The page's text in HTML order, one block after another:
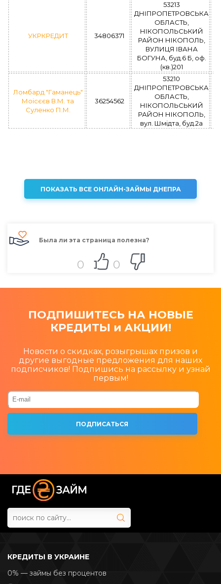
УКРКРЕДИТ 34806371
53213
ДНІПРОПЕТРОВСЬКА
ОБЛАСТЬ,
НІКОПОЛЬСЬКИЙ
РАЙОН НІКОПОЛЬ,
ВУЛИЦЯ ІВАНА
БОГУНА, буд.6 Б, оф.
(кв.)201
Ломбард "Гаманець"
Моісєєв В.М. та
Суленко П.М.
36254562
53210
ДНІПРОПЕТРОВСЬКА
ОБЛАСТЬ,
НІКОПОЛЬСЬКИЙ
РАЙОН НІКОПОЛЬ,
вул. Шмідта, буд.2а
ПОКАЗАТЬ ВСЕ ОНЛАЙН-ЗАЙМЫ ДНЕПРА
Была ли эта страница полезна?
0 0
ПОДПИШИТЕСЬ НА НОВЫЕ
КРЕДИТЫ и АКЦИИ!
Новости о скидках, розыгрышах призов и
другие выгодные предложения для наших
подписчиков! Подпишись на рассылку и узнай
первым!
КРЕДИТЫ В УКРАИНЕ
0% — займы без процентов